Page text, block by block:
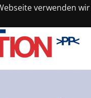
verwenden